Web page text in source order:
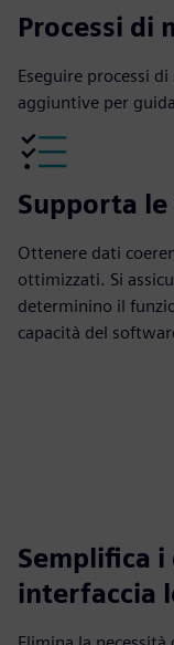
Processi di
Eseguire processi
aggiuntive per
Supporta
Ottenere dati
ottimizzati. Si
determinino il
capacità del
Semplifica
interfaccia